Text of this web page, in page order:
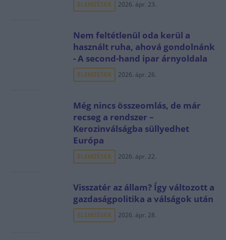
ELEMZÉSEK 2026. ápr. 23.
Nem feltétlenül oda kerül a
használt ruha, ahová gondolnánk
- A second-hand ipar árnyoldala
ELEMZÉSEK 2026. ápr. 26.
Még nincs összeomlás, de már
recseg a rendszer –
Kerozinválságba süllyedhet
Európa
ELEMZÉSEK 2026. ápr. 22.
Visszatér az állam? Így változott a
gazdaságpolitika a válságok után
ELEMZÉSEK 2026. ápr. 28.